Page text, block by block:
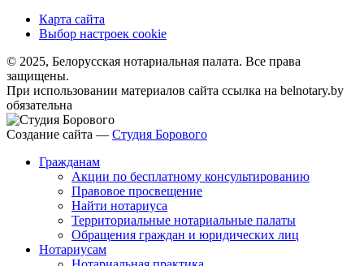
Карта сайта
Выбор настроек cookie
© 2025, Белорусская нотариальная палата. Все права
защищены.
При использовании материалов сайта ссылка на belnotary.by
обязательна
Создание сайта — Студия Борового
Гражданам
Акции по бесплатному консультированию
Правовое просвещение
Найти нотариуса
Территориальные нотариальные палаты
Обращения граждан и юридических лиц
Нотариусам